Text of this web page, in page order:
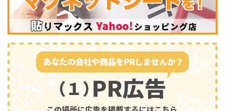
愛知県
三重県
関西
滋賀県
京都府
大阪府
兵庫県
奈良県
和歌山県